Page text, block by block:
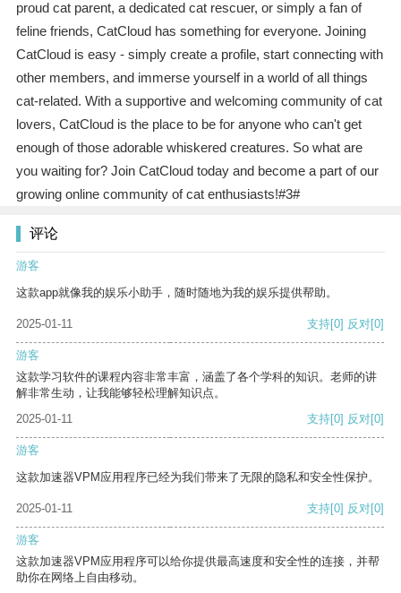
proud cat parent, a dedicated cat rescuer, or simply a fan of
feline friends, CatCloud has something for everyone. Joining
CatCloud is easy - simply create a profile, start connecting with
other members, and immerse yourself in a world of all things
cat-related. With a supportive and welcoming community of cat
lovers, CatCloud is the place to be for anyone who can't get
enough of those adorable whiskered creatures. So what are
you waiting for? Join CatCloud today and become a part of our
growing online community of cat enthusiasts!#3#
评论
游客
这款app就像我的娱乐小助手，随时随地为我的娱乐提供帮助。
2025-01-11 支持[0] 反对[0]
游客
这款学习软件的课程内容非常丰富，涵盖了各个学科的知识。老师的讲
解非常生动，让我能够轻松理解知识点。
2025-01-11
支持[0] 反对[0]
游客
这款加速器VPM应用程序已经为我们带来了无限的隐私和安全性保护。
2025-01-11 支持[0] 反对[0]
游客
这款加速器VPM应用程序可以给你提供最高速度和安全性的连接，并帮
助你在网络上自由移动。